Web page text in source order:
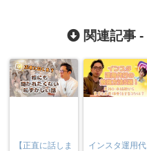
関連記事 -
【正直に話しま
インスタ運用代